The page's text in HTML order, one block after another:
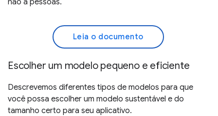
Leia o documento
Escolher um modelo pequeno e eficiente
Descrevemos diferentes tipos de modelos para que
você possa escolher um modelo sustentável e do
tamanho certo para seu aplicativo.